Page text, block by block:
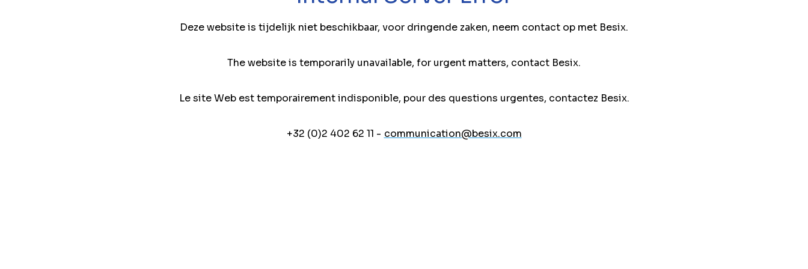
Deze website is tijdelijk niet beschikbaar, voor dringende zaken, neem contact op met Besix.
The website is temporarily unavailable, for urgent matters, contact Besix.
Le site Web est temporairement indisponible, pour des questions urgentes, contactez Besix.
+32 (0)2 402 62 11 - communication@besix.com